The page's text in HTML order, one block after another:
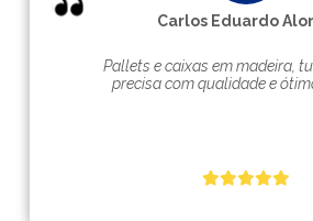
Carlos Eduardo
Pallets e caixas em madeira,
precisa com qualidade e